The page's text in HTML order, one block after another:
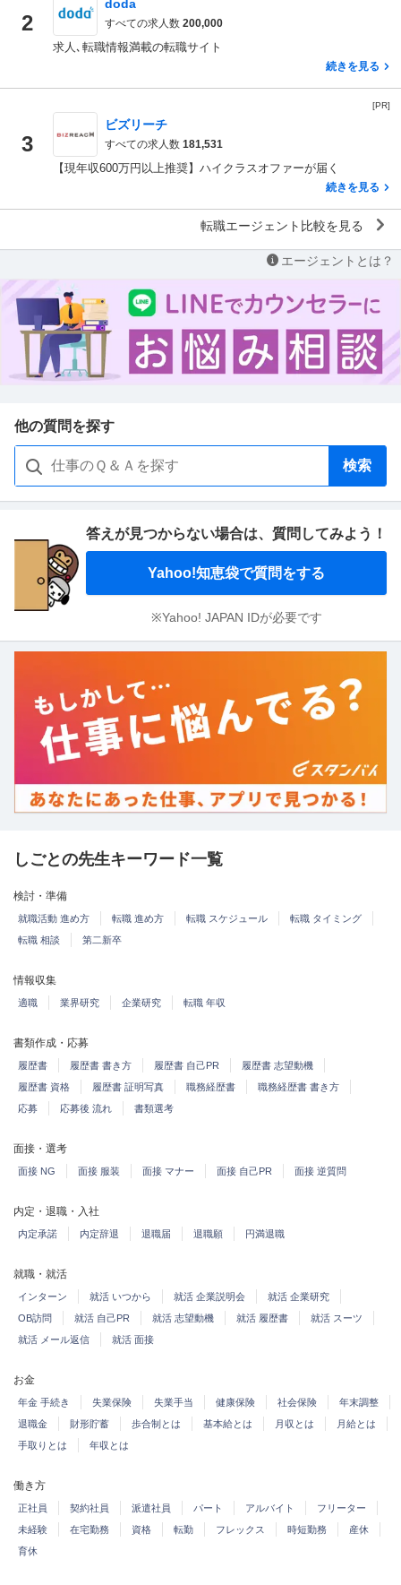
2
doda
すべての求人数 200,000
求人､転職情報満載の転職サイト
続きを見る
[PR]
3
ビズリーチ
すべての求人数 181,531
【現年収600万円以上推奨】ハイクラスオファーが届く
続きを見る
転職エージェント比較を見る
エージェントとは？
他の質問を探す
検索
答えが見つからない場合は、 質問してみよう！
Yahoo!知恵袋で質問をする
※Yahoo! JAPAN IDが必要です
しごとの先生キーワード一覧
検討・準備
就職活動 進め方 転職 進め方 転職 スケジュール
転職 タイミング
転職 相談
第二新卒
情報収集
適職 業界研究 企業研究 転職 年収
書類作成・応募
履歴書 履歴書 書き方 履歴書 自己PR
履歴書 志望動機
履歴書 資格
履歴書 証明写真 職務経歴書
職務経歴書 書き方
応募
応募後 流れ 書類選考
面接・選考
面接 NG 面接 服装 面接 マナー 面接 自己PR 面接 逆質問
内定・退職・入社
内定承諾 内定辞退 退職届 退職願 円満退職
就職・就活
インターン 就活 いつから 就活 企業説明会
就活 企業研究
OB訪問
就活 自己PR 就活 志望動機 就活 履歴書
就活 スーツ
就活 メール返信
就活 面接
お金
年金 手続き 失業保険 失業手当 健康保険 社会保険
年末調整
退職金
財形貯蓄 歩合制とは 基本給とは 月収とは
月給とは
手取りとは
年収とは
働き方
正社員 契約社員 派遣社員 パート アルバイト
フリーター
未経験
在宅勤務 資格 転勤 フレックス 時短勤務
産休
育休